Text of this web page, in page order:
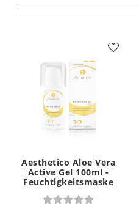
Aesthetico Aloe Vera
Active Gel 100ml -
Feuchtigkeitsmaske